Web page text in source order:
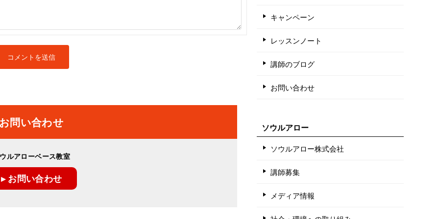
問い合わせ
ルアローベース教室
▸ お問い合わせ
キャンペーン
レッスンノート
講師のブログ
お問い合わせ
ソウルアロー
ソウルアロー株式会社
講師募集
メディア情報